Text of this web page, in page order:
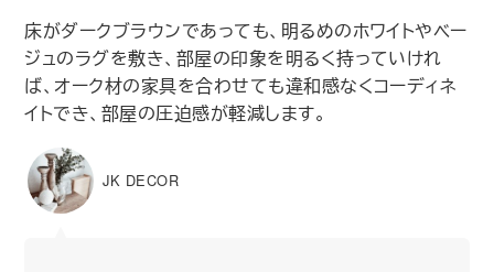
床がダークブラウンであっても、明るめのホワイトやベー
ジュのラグを敷き、部屋の印象を明るく持っていけれ
ば、オーク材の家具を合わせても違和感なくコーディネ
イトでき、部屋の圧迫感が軽減します。
JK DECOR